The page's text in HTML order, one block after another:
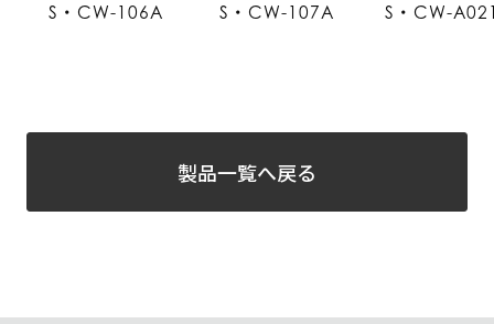
S・CW-106A S・CW-107A S・CW-
製品一覧へ戻る